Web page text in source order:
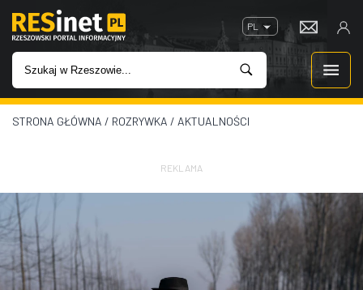
PL
WIADOMOŚCI
IMPREZY
ROZRYWKA
STRONA GŁÓWNA / ROZRYWKA / AKTUALNOŚCI
REKLAMA